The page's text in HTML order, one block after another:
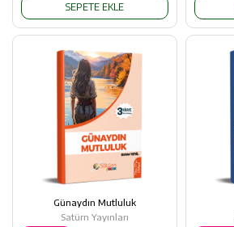
SEPETE EKLE
Günaydın Mutluluk
Satürn Yayınları